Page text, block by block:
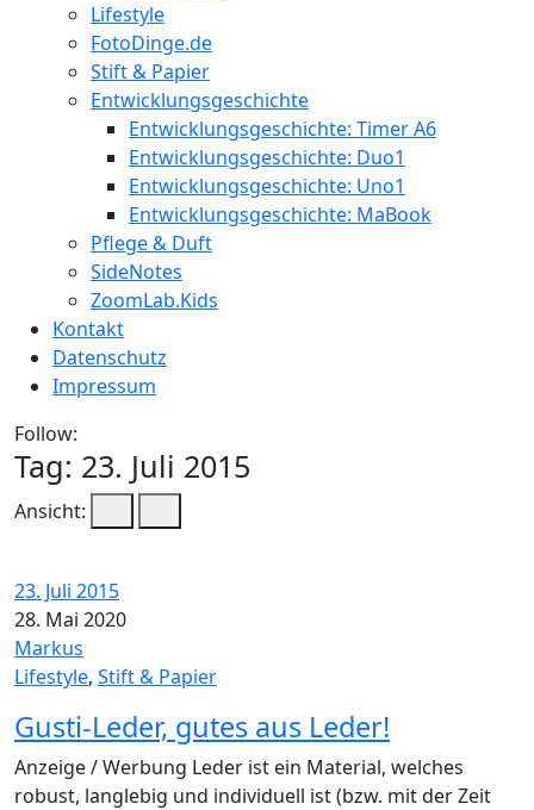
Lifestyle
FotoDinge.de
Stift & Papier
Entwicklungsgeschichte
Entwicklungsgeschichte: Timer A6
Entwicklungsgeschichte: Duo1
Entwicklungsgeschichte: Uno1
Entwicklungsgeschichte: MaBook
Pflege & Duft
SideNotes
ZoomLab.Kids
Kontakt
Datenschutz
Impressum
Follow:
Tag: 23. Juli 2015
Ansicht:
23. Juli 2015
28. Mai 2020
Markus
Lifestyle, Stift & Papier
Gusti-Leder, gutes aus Leder!
Anzeige / Werbung Leder ist ein Material, welches
robust, langlebig und individuell ist (bzw. mit der Zeit